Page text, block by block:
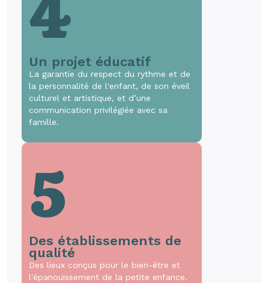
4
Un projet éducatif
La garantie du respect du rythme et de
la personnalité de l'enfant, de son éveil
culturel et artistique, et d’une
communication privilégiée avec sa
famille.
5
Des établissements de
qualité
Des lieux conçus pour le bien-être et
l'épanouissement de la petite enfance.